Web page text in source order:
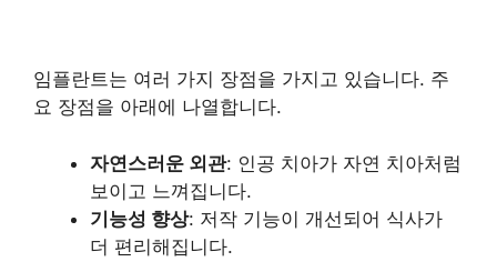
임플란트는 여러 가지 장점을 가지고 있습니다. 주
요 장점을 아래에 나열합니다.
자연스러운 외관: 인공 치아가 자연 치아처럼
보이고 느껴집니다.
기능성 향상: 저작 기능이 개선되어 식사가
더 편리해집니다.